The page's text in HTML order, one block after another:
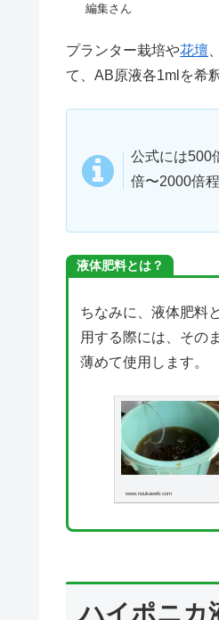
編集さん
プランター栽培や花壇
て、AB原液各1mlを希
公式には500
倍〜2000倍
液体肥料とは？
ちなみに、液体肥料
用する際には、その
薄めて使用します。
www.noukaweb.com
ハイポニカ